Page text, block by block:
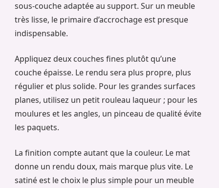
sous-couche adaptée au support. Sur un meuble
très lisse, le primaire d’accrochage est presque
indispensable.
Appliquez deux couches fines plutôt qu’une
couche épaisse. Le rendu sera plus propre, plus
régulier et plus solide. Pour les grandes surfaces
planes, utilisez un petit rouleau laqueur ; pour les
moulures et les angles, un pinceau de qualité évite
les paquets.
La finition compte autant que la couleur. Le mat
donne un rendu doux, mais marque plus vite. Le
satiné est le choix le plus simple pour un meuble